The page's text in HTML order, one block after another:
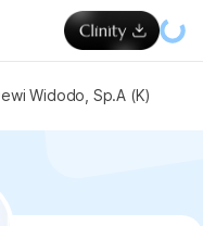
Widodo, Sp.A (K)